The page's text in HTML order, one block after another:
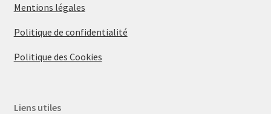
Mentions légales
Politique de confidentialité
Politique des Cookies
Liens utiles